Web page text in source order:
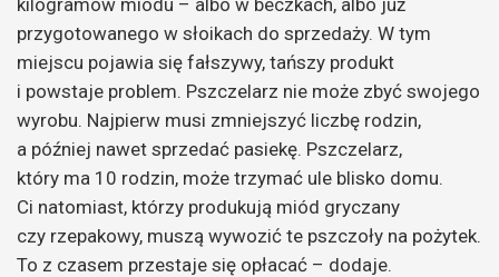
przygotowanego w słoikach do sprzedaży. W tym
miejscu pojawia się fałszywy, tańszy produkt
i powstaje problem. Pszczelarz nie może zbyć swojego
wyrobu. Najpierw musi zmniejszyć liczbę rodzin,
a później nawet sprzedać pasiekę. Pszczelarz,
który ma 10 rodzin, może trzymać ule blisko domu.
Ci natomiast, którzy produkują miód gryczany
czy rzepakowy, muszą wywozić te pszczoły na pożytek.
To z czasem przestaje się opłacać – dodaje.